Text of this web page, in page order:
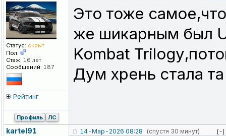
Статус: скрыт
Пол:
Стаж: 16 лет
Сообщений: 187
Рейтинг
Это тоже
же шикарным был
Kombat
Дум хрень стала
Профиль ЛС
kartel91 14-Мар-2026 08:28 (спустя 30 минут) [-]